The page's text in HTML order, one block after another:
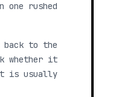
one rushed
to the
whether it
is usually